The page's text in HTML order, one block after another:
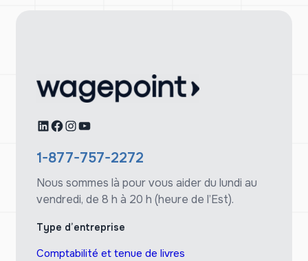
LinkedIn
Facebook
Instagram
YouTube
1-877-757-2272
Nous sommes là pour vous aider du lundi au
vendredi, de 8 h à 20 h (heure de l’Est).
Type d’entreprise
Comptabilité et tenue de livres